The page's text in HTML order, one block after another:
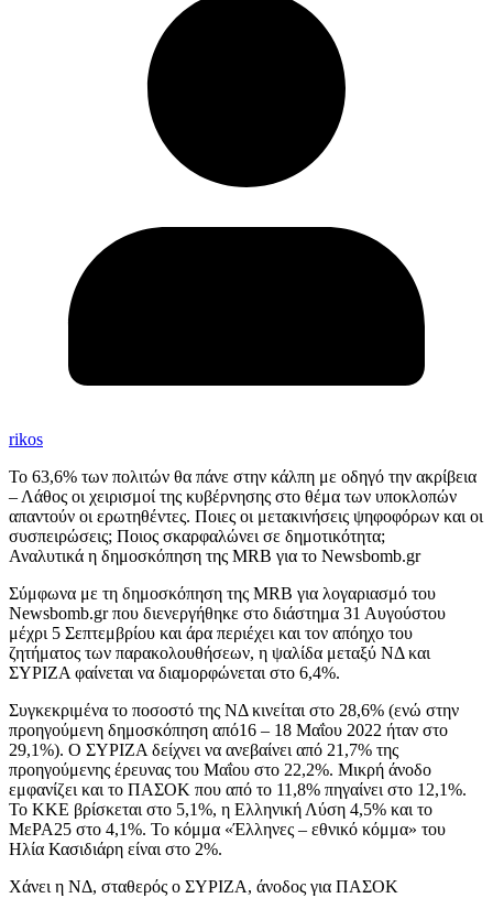
rikos
Το 63,6% των πολιτών θα πάνε στην κάλπη με οδηγό την ακρίβεια
– Λάθος οι χειρισμοί της κυβέρνησης στο θέμα των υποκλοπών
απαντούν οι ερωτηθέντες. Ποιες οι μετακινήσεις ψηφοφόρων και οι
συσπειρώσεις; Ποιος σκαρφαλώνει σε δημοτικότητα;
Αναλυτικά η δημοσκόπηση της MRB για το Newsbomb.gr
Σύμφωνα με τη δημοσκόπηση της MRB για λογαριασμό του
Newsbomb.gr που διενεργήθηκε στο διάστημα 31 Αυγούστου
μέχρι 5 Σεπτεμβρίου και άρα περιέχει και τον απόηχο του
ζητήματος των παρακολουθήσεων, η ψαλίδα μεταξύ ΝΔ και
ΣΥΡΙΖΑ φαίνεται να διαμορφώνεται στο 6,4%.
Συγκεκριμένα το ποσοστό της ΝΔ κινείται στο 28,6% (ενώ στην
προηγούμενη δημοσκόπηση από16 – 18 Μαΐου 2022 ήταν στο
29,1%). Ο ΣΥΡΙΖΑ δείχνει να ανεβαίνει από 21,7% της
προηγούμενης έρευνας του Μαΐου στο 22,2%. Μικρή άνοδο
εμφανίζει και το ΠΑΣΟΚ που από το 11,8% πηγαίνει στο 12,1%.
Το ΚΚΕ βρίσκεται στο 5,1%, η Ελληνική Λύση 4,5% και το
ΜεΡΑ25 στο 4,1%. Το κόμμα «Έλληνες – εθνικό κόμμα» του
Ηλία Κασιδιάρη είναι στο 2%.
Χάνει η ΝΔ, σταθερός ο ΣΥΡΙΖΑ, άνοδος για ΠΑΣΟΚ